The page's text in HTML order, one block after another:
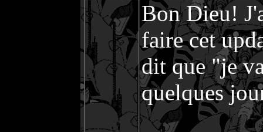
Bon Dieu!
faire cet
dit que "je
quelques